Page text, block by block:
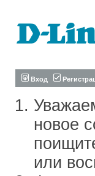
Вход
новое
или